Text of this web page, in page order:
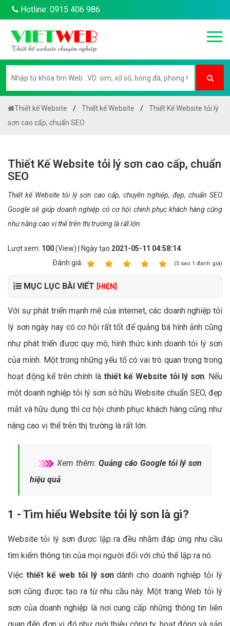
Hotline: 0915 406 986
Thiết kế Website Thiết kế Website
Thiết Kế Website tỏi lý
sơn cao cấp, chuẩn SEO
Thiết Kế Website tỏi lý sơn cao cấp, chuẩn
SEO
Thiết kế Website tỏi lý sơn cao cấp, chuyên nghiệp, đẹp, chuẩn SEO
Google sẽ giúp doanh nghiệp có cơ hội chinh phục khách hàng cũng
như nâng cao vị thế trên thị trường là rất lớn.
Lượt xem: 100(View) | Ngày tạo 2021-05-11 04:58:14
Ðánh giá:
(5 sao 1 đánh giá)
MỤC LỤC BÀI VIẾT [HIỆN]
Với sự phát triển mạnh mẽ của internet, các doanh nghiệp tỏi
lý sơn ngày nay có cơ hội rất tốt để quảng bá hình ảnh cũng
như phát triển được quy mô, hình thức kinh doanh tỏi lý sơn
của mình. Một trong những yếu tố có vai trò quan trọng trong
hoạt động kể trên chính là thiết kế Website tỏi lý sơn. Nếu
một doanh nghiệp tỏi lý sơn sở hữu Website chuẩn SEO, đẹp
mắt và hữu dụng thì cơ hội chinh phục khách hàng cũng như
nâng cao vị thế trên thị trường là rất lớn.
Xem thêm:Quảng cáo Google tỏi lý sơn
hiệu quả
1 - Tìm hiểu Website tỏi lý sơn là gì?
Website tỏi lý sơn được lập ra đều nhằm đáp ứng nhu cầu
tìm kiếm thông tin của mọi người đối với chủ thể lập ra nó.
Việc thiết kế web tỏi lý sơndành cho doanh nghiệp tỏi lý
sơn cũng được tạo ra từ nhu cầu này. Một trang Web tỏi lý
sơn của doanh nghiệp là nơi cung cấp những thông tin liên